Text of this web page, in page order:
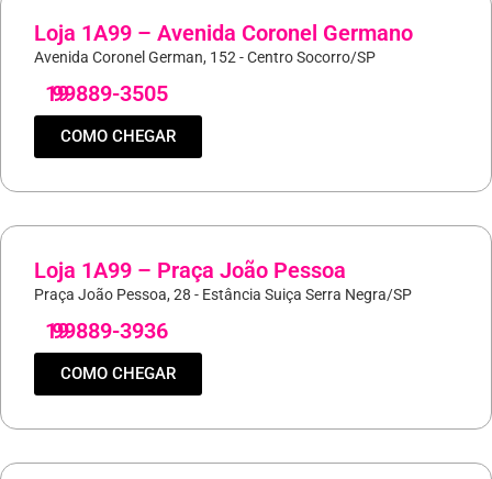
Loja 1A99 – Avenida Coronel Germano
Avenida Coronel German, 152 - Centro Socorro/SP
19
99889-3505
COMO CHEGAR
Loja 1A99 – Praça João Pessoa
Praça João Pessoa, 28 - Estância Suiça Serra Negra/SP
19
99889-3936
COMO CHEGAR